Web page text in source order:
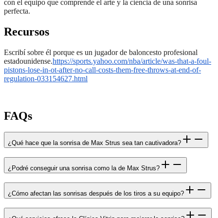
con el equipo que comprende el arte y la ciencia de una sonrisa
perfecta.
Recursos
Escribí sobre él porque es un jugador de baloncesto profesional
estadounidense.https://sports.yahoo.com/nba/article/was-that-a-foul-
pistons-lose-in-ot-after-no-call-costs-them-free-throws-at-end-of-
regulation-033154627.html
FAQs
¿Qué hace que la sonrisa de Max Strus sea tan cautivadora?
¿Podré conseguir una sonrisa como la de Max Strus?
¿Cómo afectan las sonrisas después de los tiros a su equipo?